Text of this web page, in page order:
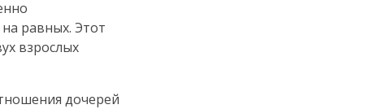
равных. Этот
взрослых
дочерей